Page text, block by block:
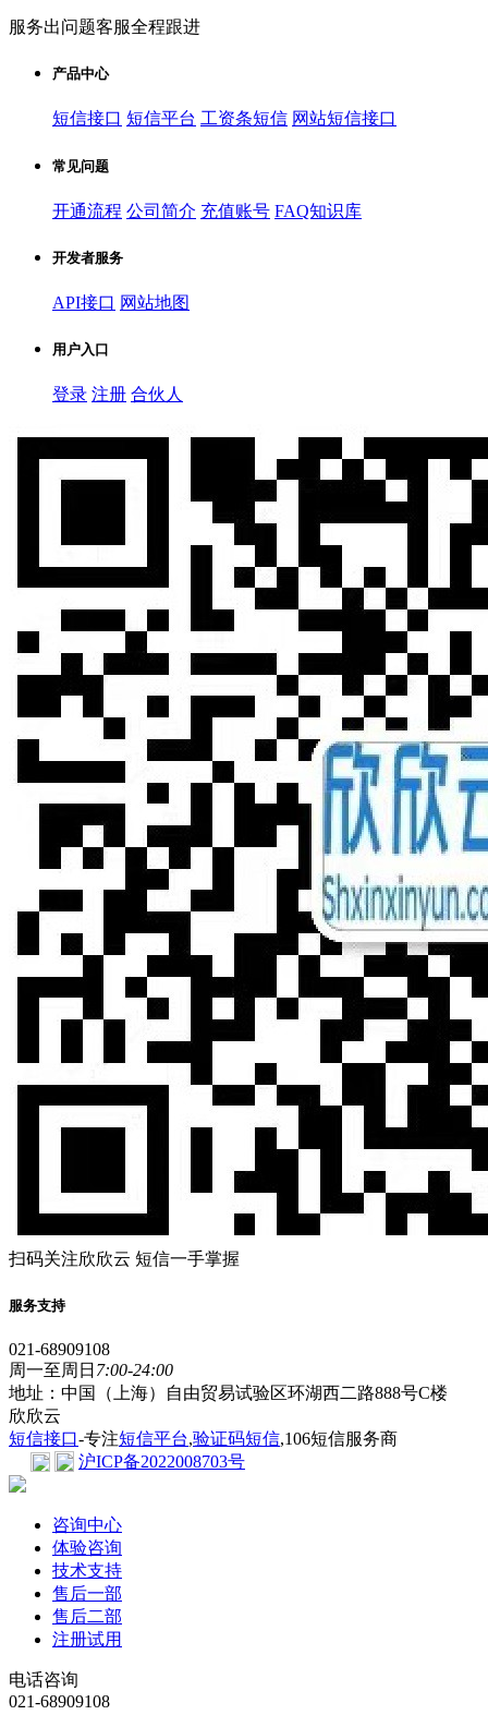
服务出问题客服全程跟进
产品中心
短信接口 短信平台 工资条短信 网站短信接口
常见问题
开通流程 公司简介 充值账号 FAQ知识库
开发者服务
API接口 网站地图
用户入口
登录 注册 合伙人
扫码关注欣欣云 短信一手掌握
服务支持
021-68909108
周一至周日 7:00-24:00
地址：中国（上海）自由贸易试验区环湖西二路888号C楼
欣欣云
短信接口-专注短信平台,验证码短信,106短信服务商
沪ICP备2022008703号
咨询中心
体验咨询
技术支持
售后一部
售后二部
注册试用
电话咨询
021-68909108